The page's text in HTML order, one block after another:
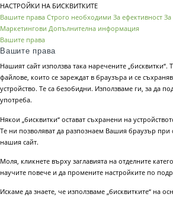
НАСТРОЙКИ НА БИСКВИТКИТЕ
Вашите права Строго необходими За ефективност
Маркетингови Допълнителна информация
Вашите права
Вашите права
Нашият сайт използва така наречените „бисквитки“.
файлове, които се зареждат в браузъра и се
устройство. Те са безобидни. Използваме ги, за да
употреба.
Някои „бисквитки“ остават съхранени на
Те ни позволяват да разпознаем Вашия браузър
нашия сайт.
Моля, кликнете върху заглавията на отделните
научите повече и да промените настройките по
Искаме да знаете, че използваме „бисквитките“ на